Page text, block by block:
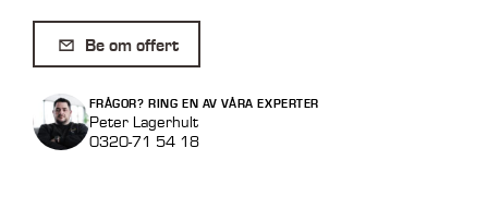
PFO
6/400
mängd
Be om offert
FRÅGOR? RING EN AV VÅRA EXPERTER
Peter Lagerhult
0320-71 54 18